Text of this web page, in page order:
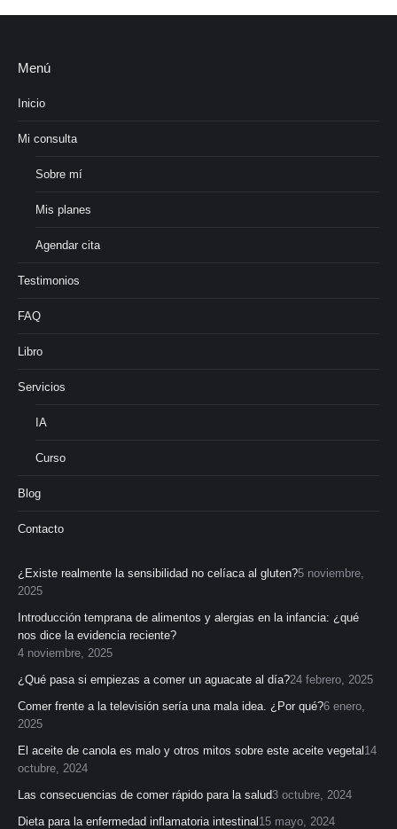
Menú
Inicio
Mi consulta
Sobre mí
Mis planes
Agendar cita
Testimonios
FAQ
Libro
Servicios
IA
Curso
Blog
Contacto
¿Existe realmente la sensibilidad no celíaca al gluten?5 noviembre,
2025
Introducción temprana de alimentos y alergias en la infancia: ¿qué
nos dice la evidencia reciente?
4 noviembre, 2025
¿Qué pasa si empiezas a comer un aguacate al día?24 febrero, 2025
Comer frente a la televisión sería una mala idea. ¿Por qué?6 enero,
2025
El aceite de canola es malo y otros mitos sobre este aceite vegetal 14
octubre, 2024
Las consecuencias de comer rápido para la salud3 octubre, 2024
Dieta para la enfermedad inflamatoria intestinal 15 mayo, 2024